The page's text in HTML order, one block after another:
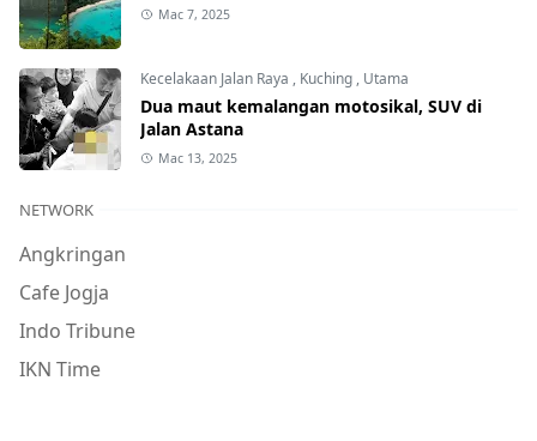
Mac 7, 2025
Kecelakaan Jalan Raya , Kuching , Utama
Dua maut kemalangan motosikal, SUV di
Jalan Astana
Mac 13, 2025
NETWORK
Angkringan
Cafe Jogja
Indo Tribune
IKN Time